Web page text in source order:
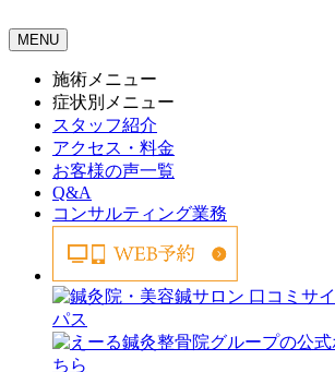
MENU
施術メニュー
症状別メニュー
スタッフ紹介
アクセス・料金
お客様の声一覧
Q&A
コンサルティング業務